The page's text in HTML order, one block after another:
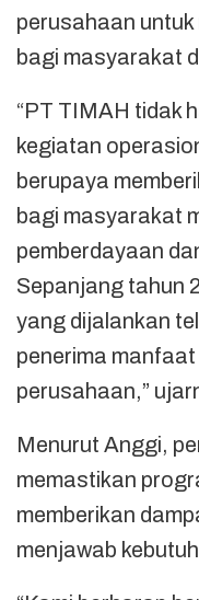
perusahaan
bagi masyarakat
“PT TIMAH tidak
kegiatan
berupaya
bagi masyarakat
pemberdayaan
Sepanjang tahun
yang dijalankan
penerima
perusahaan,”
Menurut Anggi,
memastikan
memberikan
menjawab